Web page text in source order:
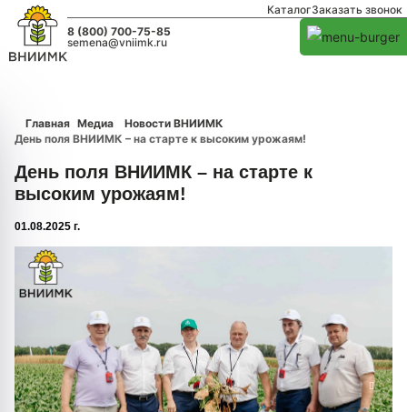
КаталогЗаказать звонок
8 (800) 700-75-85
semena@vniimk.ru
Главная Медиа
Новости ВНИИМК
День поля ВНИИМК – на старте к высоким урожаям!
День поля ВНИИМК – на старте к
высоким урожаям!
01.08.2025 г.
1/0